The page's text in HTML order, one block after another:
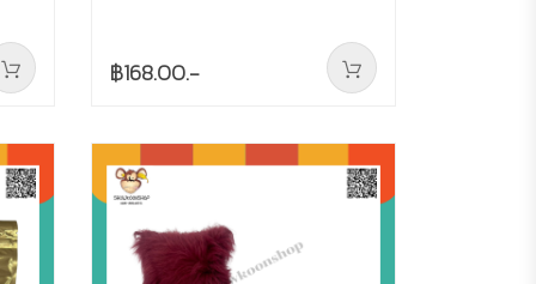
฿168.00.-